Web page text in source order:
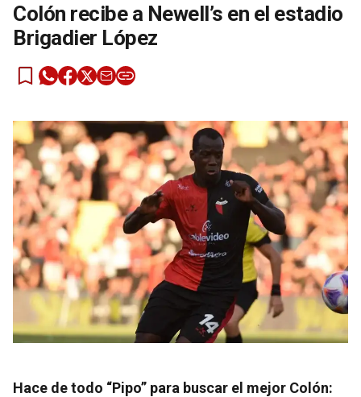
Colón recibe a Newell’s en el estadio
Brigadier López
Hace de todo “Pipo” para buscar el mejor Colón: